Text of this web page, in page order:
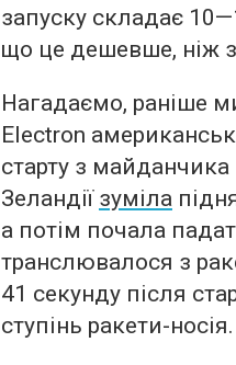
запуску складає
що це дешевше, ніж
Нагадаємо, раніше
Electron
старту з майданчика
Зеландії зуміла
а потім почала
транслювалося з
41 секунду після
ступінь ракети-носія.